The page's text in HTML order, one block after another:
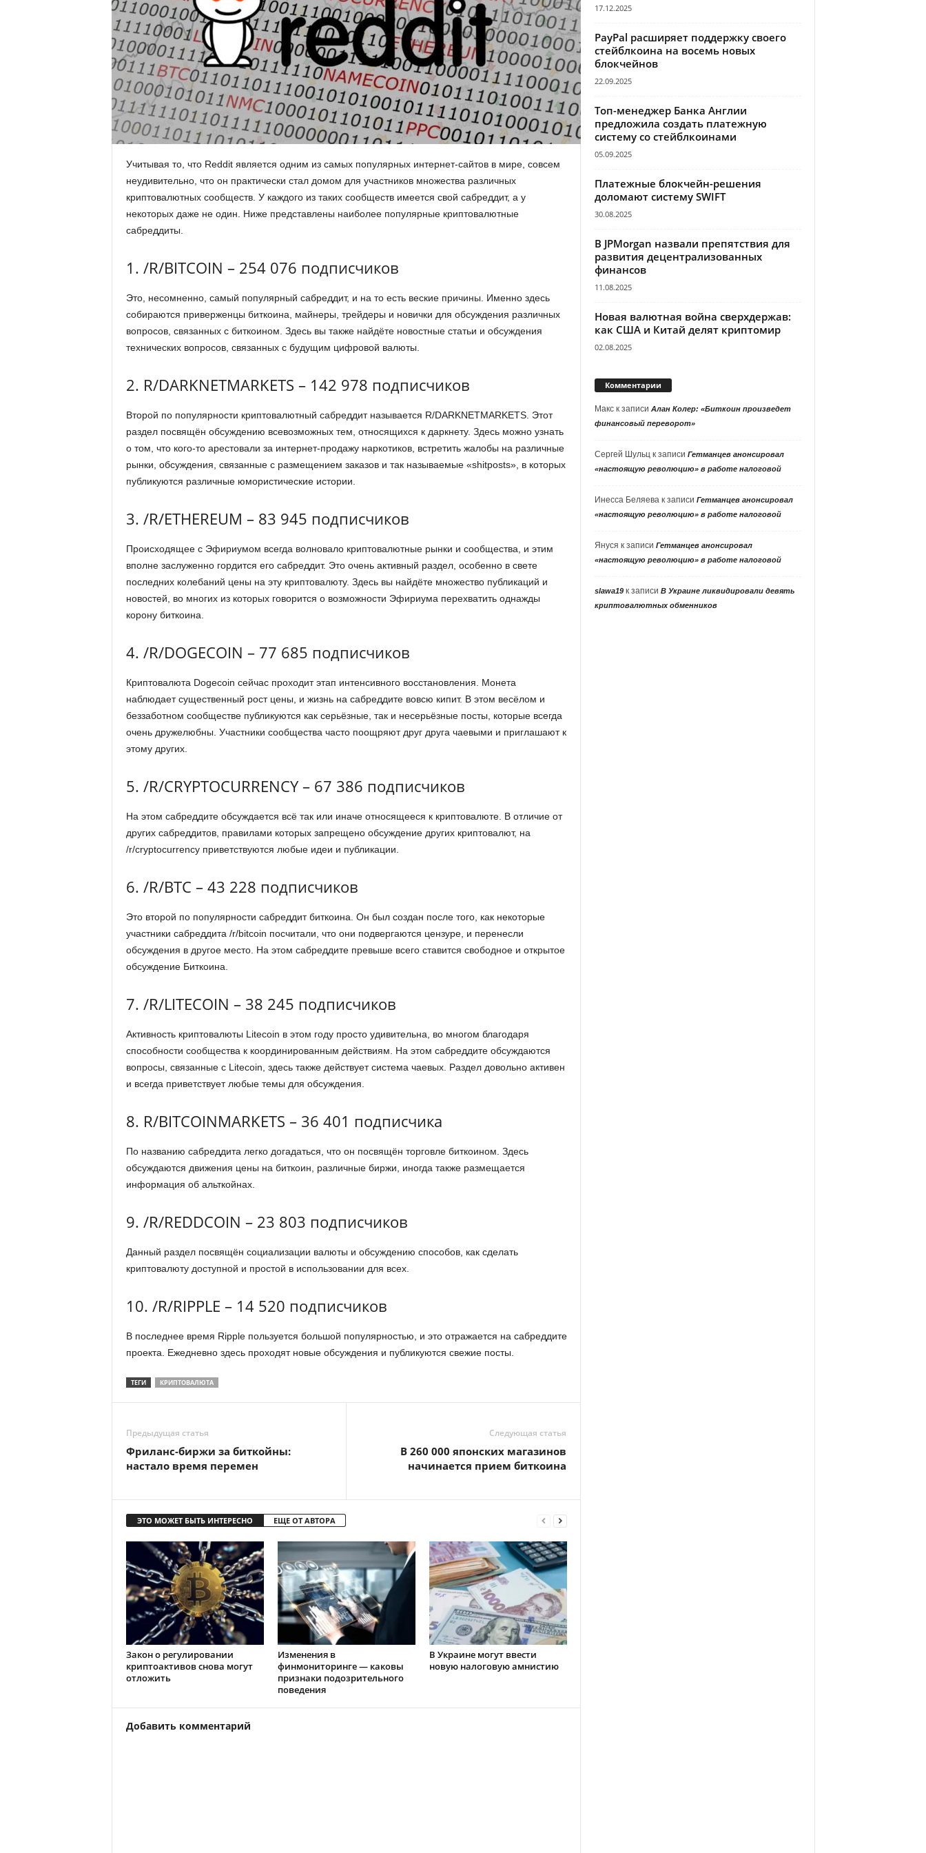
.
c
o
m
.
u
a
Учитывая то, что Reddit является одним из самых популярных интернет-сайтов в мире, совсем
неудивительно, что он практически стал домом для участников множества различных
криптовалютных сообществ. У каждого из таких сообществ имеется свой сабреддит, а у
некоторых даже не один. Ниже представлены наиболее популярные криптовалютные
сабреддиты.
1. /R/BITCOIN – 254 076 подписчиков
Это, несомненно, самый популярный сабреддит, и на то есть веские причины. Именно здесь
собираются приверженцы биткоина, майнеры, трейдеры и новички для обсуждения различных
вопросов, связанных с биткоином. Здесь вы также найдёте новостные статьи и обсуждения
технических вопросов, связанных с будущим цифровой валюты.
2. R/DARKNETMARKETS – 142 978 подписчиков
Второй по популярности криптовалютный сабреддит называется R/DARKNETMARKETS. Этот
раздел посвящён обсуждению всевозможных тем, относящихся к даркнету. Здесь можно узнать
о том, что кого-то арестовали за интернет-продажу наркотиков, встретить жалобы на различные
рынки, обсуждения, связанные с размещением заказов и так называемые «shitposts», в которых
публикуются различные юмористические истории.
3. /R/ETHEREUM – 83 945 подписчиков
Происходящее с Эфириумом всегда волновало криптовалютные рынки и сообщества, и этим
вполне заслуженно гордится его сабреддит. Это очень активный раздел, особенно в свете
последних колебаний цены на эту криптовалюту. Здесь вы найдёте множество публикаций и
новостей, во многих из которых говорится о возможности Эфириума перехватить однажды
корону биткоина.
4. /R/DOGECOIN – 77 685 подписчиков
Криптовалюта Dogecoin сейчас проходит этап интенсивного восстановления. Монета
наблюдает существенный рост цены, и жизнь на сабреддите вовсю кипит. В этом весёлом и
беззаботном сообществе публикуются как серьёзные, так и несерьёзные посты, которые всегда
очень дружелюбны. Участники сообщества часто поощряют друг друга чаевыми и приглашают к
этому других.
5. /R/CRYPTOCURRENCY – 67 386 подписчиков
На этом сабреддите обсуждается всё так или иначе относящееся к криптовалюте. В отличие от
других сабреддитов, правилами которых запрещено обсуждение других криптовалют, на
/r/cryptocurrency приветствуются любые идеи и публикации.
6. /R/BTC – 43 228 подписчиков
Это второй по популярности сабреддит биткоина. Он был создан после того, как некоторые
участники сабреддита /r/bitcoin посчитали, что они подвергаются цензуре, и перенесли
обсуждения в другое место. На этом сабреддите превыше всего ставится свободное и открытое
обсуждение Биткоина.
7. /R/LITECOIN – 38 245 подписчиков
Активность криптовалюты Litecoin в этом году просто удивительна, во многом благодаря
способности сообщества к координированным действиям. На этом сабреддите обсуждаются
вопросы, связанные с Litecoin, здесь также действует система чаевых. Раздел довольно активен
и всегда приветствует любые темы для обсуждения.
8. R/BITCOINMARKETS – 36 401 подписчика
По названию сабреддита легко догадаться, что он посвящён торговле биткоином. Здесь
обсуждаются движения цены на биткоин, различные биржи, иногда также размещается
информация об альткойнах.
9. /R/REDDCOIN – 23 803 подписчиков
Данный раздел посвящён социализации валюты и обсуждению способов, как сделать
криптовалюту доступной и простой в использовании для всех.
10. /R/RIPPLE – 14 520 подписчиков
В последнее время Ripple пользуется большой популярностью, и это отражается на сабреддите
проекта. Ежедневно здесь проходят новые обсуждения и публикуются свежие посты.
ТЕГИ КРИПТОВАЛЮТА
Предыдущая статья
Фриланс-биржи за биткойны:
настало время перемен
Следующая статья
В 260 000 японских магазинов
начинается прием биткоина
ЭТО МОЖЕТ БЫТЬ ИНТЕРЕСНО ЕЩЕ ОТ АВТОРА
Закон о регулировании
криптоактивов снова могут
отложить
Изменения в
финмониторинге — каковы
признаки подозрительного
поведения
В Украине могут ввести
новую налоговую амнистию
Добавить комментарий
17.12.2025
PayPal расширяет поддержку своего
стейблкоина на восемь новых
блокчейнов
22.09.2025
Топ-менеджер Банка Англии
предложила создать платежную
систему со стейблкоинами
05.09.2025
Платежные блокчейн-решения
доломают систему SWIFT
30.08.2025
В JPMorgan назвали препятствия для
развития децентрализованных
финансов
11.08.2025
Новая валютная война сверхдержав:
как США и Китай делят криптомир
02.08.2025
Комментарии
Макск записи Алан Колер: «Биткоин произведет
финансовый переворот»
Сергей Шульцк записи Гетманцев анонсировал
«настоящую революцию» в работе налоговой
Инесса Беляевак записи Гетманцев анонсировал
«настоящую революцию» в работе налоговой
Януся к записи Гетманцев анонсировал
«настоящую революцию» в работе налоговой
slawa19к записи В Украине ликвидировали девять
криптовалютных обменников